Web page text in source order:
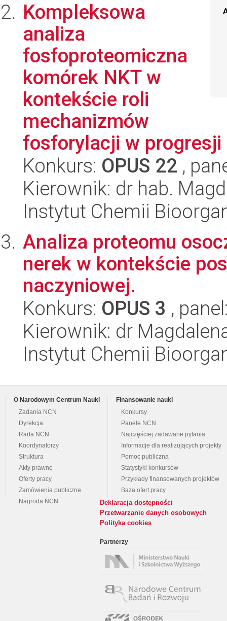
Kompleksowa
analiza
fosfoproteomiczna
komórek NKT w
kontekście roli
mechanizmów
fosforylacji w
Konkurs: OPUS 22 ,
Kierownik: dr hab.
Instytut Chemii
Analiza proteomu
nerek w kontekście
naczyniowej.
Konkurs: OPUS 3 ,
Kierownik: dr
Instytut Chemii
O Narodowym Centrum Nauki
Zadania NCN
Dyrekcja
Rada NCN
Koordynatorzy
Struktura
Akty prawne
Oferty pracy
Zamówienia publiczne
Nagroda NCN
Finansowanie nauki
Konkursy
Panele NCN
Najczęściej zadawane pytania
Informacje dla realizujących projekty
Pomoc publiczna
Statystyki konkursów
Przykłady finansowanych projektów
Baza ofert pracy
Deklaracja dostępności
Przetwarzanie danych osobowych
Polityka cookies
Partnerzy